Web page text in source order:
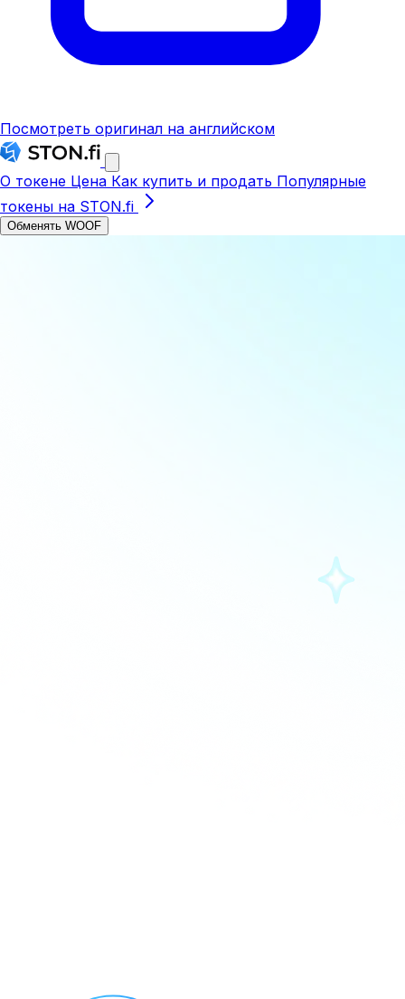
Посмотреть оригинал на английском
О токене Цена Как купить и продать Популярные
токены на STON.fi
Обменять WOOF